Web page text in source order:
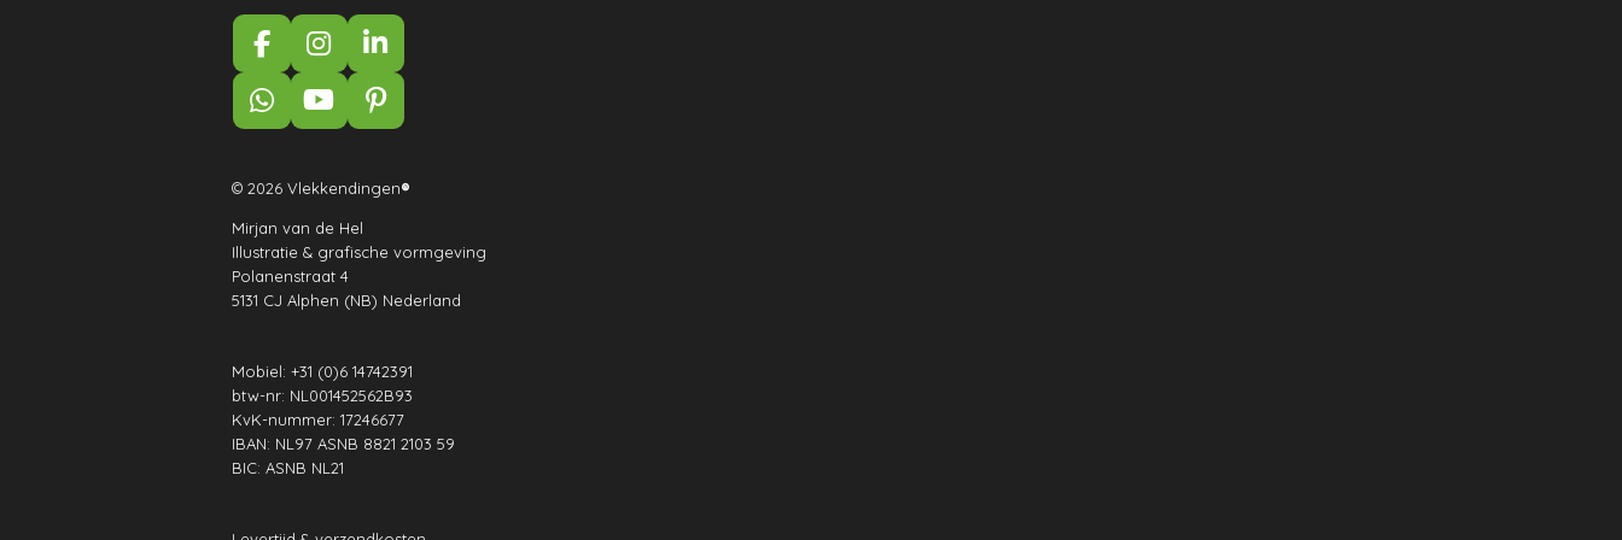
F
c
e
o
k
I
s
t
g
a
m
L
n
k
d
I
W
h
t
A
p
p
Y
o
T
b
e
P
i
t
e
s
t
© 2026 Vlekkendingen®
Mirjan van de Hel
Illustratie & grafische vormgeving
Polanenstraat 4
5131 CJ Alphen (NB) Nederland
Mobiel: +31 (0)6 14742391
btw-nr: NL001452562B93
KvK-nummer: 17246677
IBAN: NL97 ASNB 8821 2103 59
BIC: ASNB NL21